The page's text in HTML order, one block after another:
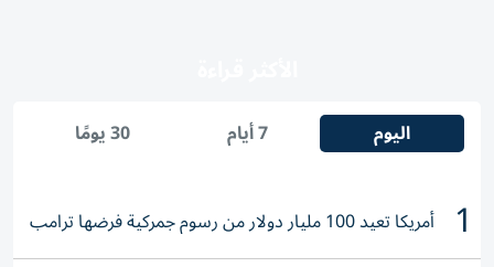
اليوم 7 أيام 30 يومًا
1 أمريكا تعيد 100 مليار دولار من رسوم جمركية فرضها ترامب